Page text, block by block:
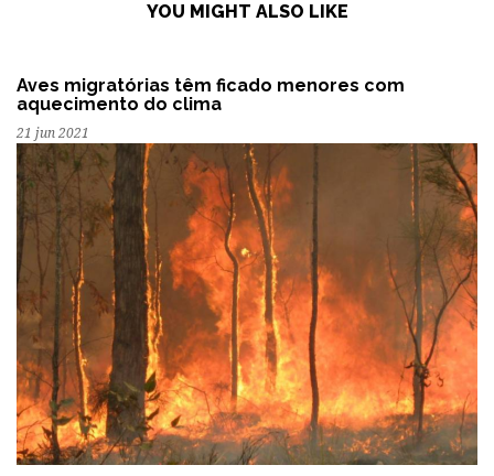
YOU MIGHT ALSO LIKE
Aves migratórias têm ficado menores com
aquecimento do clima
21 jun 2021